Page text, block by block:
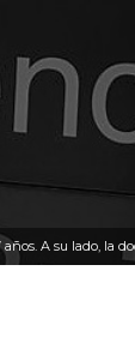
A su lado, la